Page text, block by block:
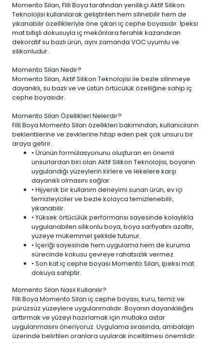
Momento Silan, Filli Boya tarafından yenilikçi Aktif Silikon
Teknolojisi kullanılarak geliştirilen hem silinebilir hem de
yıkanabilir özellikleriyle öne çıkan iç cephe boyasıdır. İpeksi
mat bitişli dokusuyla iç mekânlara ferahlık kazandıran
dekoratif su bazlı ürün, aynı zamanda VOC uyumlu ve
silikonludur.
Momento Silan Nedir?
Momento Silan, Aktif Silikon Teknolojisi ile bezle silinmeye
dayanıklı, su bazlı ve ve üstün örtücülük özelliğine sahip iç
cephe boyasıdır.
Momento Silan Özellikleri Nelerdir?
Filli Boya Momento Silan özellikleri bakımından, kullanıcıların
beklentilerine ve zevklerine hitap eden pek çok unsuru bir
araya getirir.
• Ürünün formülasyonunu oluşturan en önemli
unsurlardan biri olan Aktif Silikon Teknolojisi, boyanın
uygulandığı yüzeylerin kirlere ve lekelere karşı
dayanıklı olmasını sağlar.
• Hijyenik bir kullanım deneyimi sunan ürün, ev içi
temizleyiciler ve bezle kolayca temizlenebilir,
yıkanabilir.
• Yüksek örtücülük performansı sayesinde kolaylıkla
uygulanabilen silikonlu boya, boya sarfiyatını azaltır,
yüzeye mükemmel şekilde tutunur.
• İçeriği sayesinde hem uygulama hem de kuruma
sürecinde kokusu çevreye rahatsızlık vermez.
• Son kat iç cephe boyası Momento Silan, ipeksi mat
dokuya sahiptir.
Momento Silan Nasıl Kullanılır?
Filli Boya Momento Silan iç cephe boyası, kuru, temiz ve
pürüzsüz yüzeylere uygulanmalıdır. Boyanın dayanıklılığını
arttırmak ve yüzeyi hazırlamak için mutlaka astar
uygulanmasını öneriyoruz. Uygulama sırasında, ambalajın
üzerinde belirtilen oranlara uyularak inceltilmesi önemlidir.